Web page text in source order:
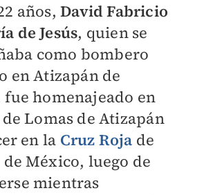
años,David Fabricio
de Jesús, quien se
como bombero
en Atizapán de
fue homenajeado en
Lomas de Atizapán
en la Cruz Roja de
México, luego de
mientras